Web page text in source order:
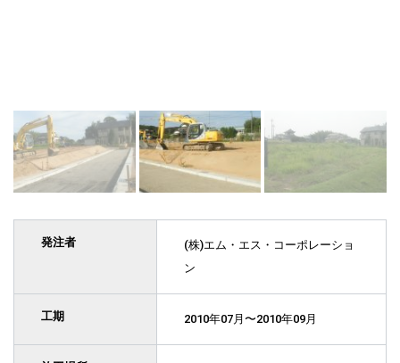
発注者
(株)エム・エス・コーポレーショ
ン
工期 2010年07月〜2010年09月